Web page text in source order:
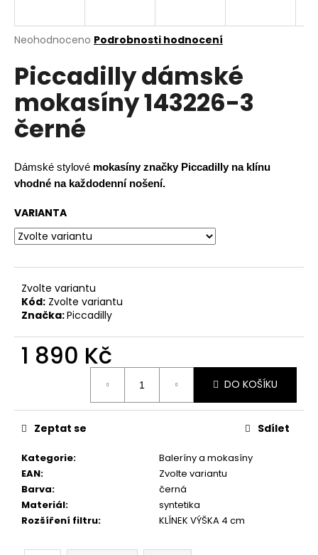
Průměrné
produktu
je
5
hvězdiček.
Neohodnoceno Podrobnosti hodnocení
Piccadilly dámské
mokasíny 143226-3
černé
Dámské stylové mokasíny značky Piccadilly na klínu
vhodné na každodenní nošení.
VARIANTA
Zvolte variantu
Kód: Zvolte variantu
Značka:Piccadilly
1 890 Kč
DO KOŠÍKU
Kategorie:
Baleríny a mokasíny
EAN:
Zvolte variantu
Barva:
černá
Materiál:
syntetika
Rozšíření filtru: KLÍNEK VÝŠKA 4 cm
Zeptat se Sdílet
j
t
?
HLEDAT
D
o
o
u
č
u
DÁMSKÉ
TENISKY
SNEAKERS
S015002-
ČERNÉ